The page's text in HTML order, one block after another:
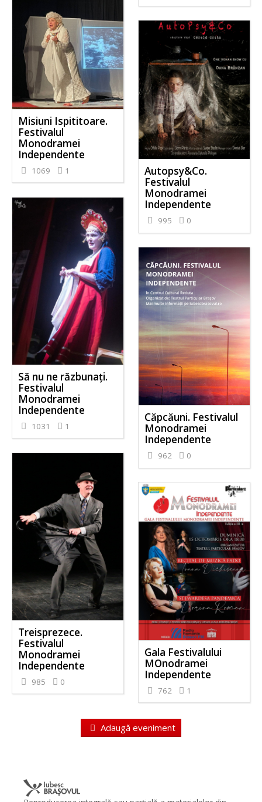
Misiuni Ispititoare.
Festivalul
Monodramei
Independente
1069 1
Autopsy&Co.
Festivalul
Monodramei
Independente
995 0
Să nu ne răzbunați.
Festivalul
Monodramei
Independente
1031 1
Căpcăuni. Festivalul
Monodramei
Independente
962 0
Treisprezece.
Festivalul
Monodramei
Independente
985 0
Gala Festivalului
MOnodramei
Independente
762 1
Adaugă eveniment